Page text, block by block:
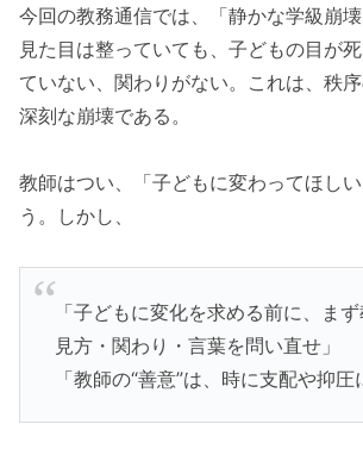
今回の教務通信では、「静かな学級崩壊
見た目は整っていても、子どもの目が
ていない、関わりがない。これは、秩
深刻な崩壊である。
教師はつい、「子どもに変わってほし
う。しかし、
「子どもに変化を求める前に、ま
見方・関わり・言葉を問い直せ」
「教師の“善意”は、時に支配や抑圧